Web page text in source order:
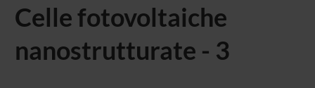
Celle fotovoltaiche
nanostrutturate - 3